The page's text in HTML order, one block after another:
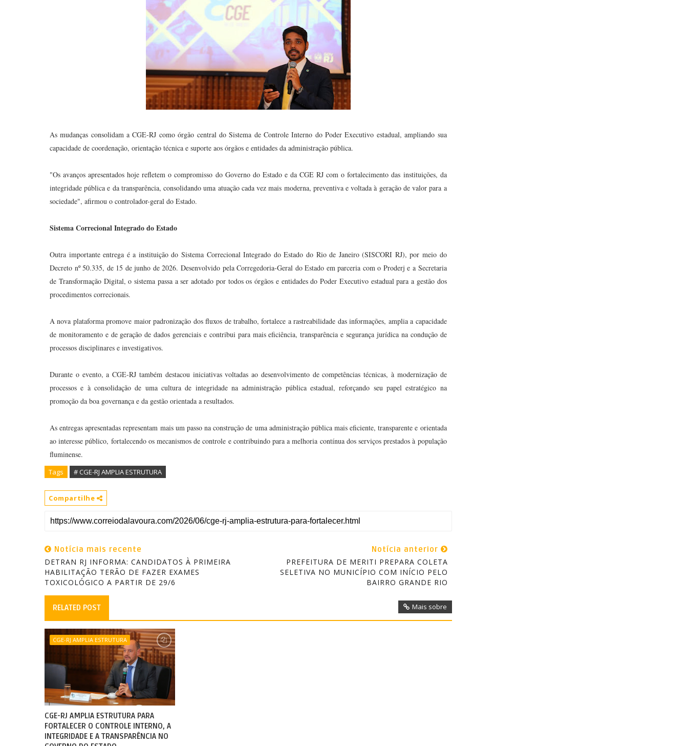
As mudanças consolidam a CGE-RJ como órgão central do Sistema de Controle Interno do Poder Executivo estadual, ampliando sua
capacidade de coordenação, orientação técnica e suporte aos órgãos e entidades da administração pública.
"Os avanços apresentados hoje refletem o compromisso do Governo do Estado e da CGE RJ com o fortalecimento das instituições, da
integridade pública e da transparência, consolidando uma atuação cada vez mais moderna, preventiva e voltada à geração de valor para a
sociedade", afirmou o controlador-geral do Estado.
Sistema Correcional Integrado do Estado
Outra importante entrega é a instituição do Sistema Correcional Integrado do Estado do Rio de Janeiro (SISCORI RJ), por meio do
Decreto nº 50.335, de 15 de junho de 2026. Desenvolvido pela Corregedoria-Geral do Estado em parceria com o Proderj e a Secretaria
de Transformação Digital, o sistema passa a ser adotado por todos os órgãos e entidades do Poder Executivo estadual para a gestão dos
procedimentos correcionais.
A nova plataforma promove maior padronização dos fluxos de trabalho, fortalece a rastreabilidade das informações, amplia a capacidade
de monitoramento e de geração de dados gerenciais e contribui para mais eficiência, transparência e segurança jurídica na condução de
processos disciplinares e investigativos.
Durante o evento, a CGE-RJ também destacou iniciativas voltadas ao desenvolvimento de competências técnicas, à modernização de
processos e à consolidação de uma cultura de integridade na administração pública estadual, reforçando seu papel estratégico na
promoção da boa governança e da gestão orientada a resultados.
As entregas apresentadas representam mais um passo na construção de uma administração pública mais eficiente, transparente e orientada
ao interesse público, fortalecendo os mecanismos de controle e contribuindo para a melhoria contínua dos serviços prestados à população
fluminense.
Tags # CGE-RJ AMPLIA ESTRUTURA
Compartilhe
Notícia mais recente
DETRAN RJ INFORMA: CANDIDATOS À PRIMEIRA
HABILITAÇÃO TERÃO DE FAZER EXAMES
TOXICOLÓGICO A PARTIR DE 29/6
Notícia anterior
PREFEITURA DE MERITI PREPARA COLETA
SELETIVA NO MUNICÍPIO COM INÍCIO PELO
BAIRRO GRANDE RIO
RELATED POST Mais sobre
CGE-RJ AMPLIA ESTRUTURA
CGE-RJ AMPLIA ESTRUTURA PARA
FORTALECER O CONTROLE INTERNO, A
INTEGRIDADE E A TRANSPARÊNCIA NO